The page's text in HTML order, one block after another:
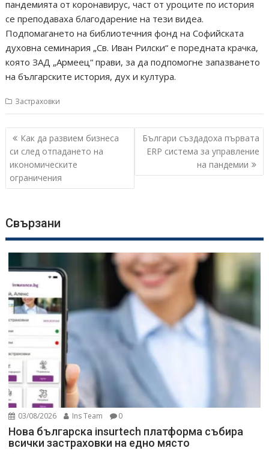
пандемията от коронавирус, част от уроците по история
се преподаваха благодарение на тези видеа.
Подпомагането на библиотечния фонд на Софийската
духовна семинария „Св. Иван Рилски“ е поредната крачка,
която ЗАД „Армеец“ прави, за да подпомогне запазването
на българските история, дух и култура.
Застраховки
Навигация
Как да развием бизнеса
си след отпадането на
икономическите
ограничения
Българи създадоха първата
ERP система за управление
на пандемии
Свързани
03/08/2026 Ins Team 0
Нова българска insurtech платформа събира
всички застраховки на едно място